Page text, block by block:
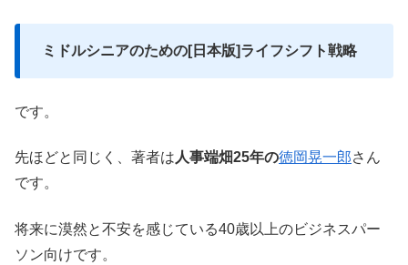
ミドルシニアのための[日本版]ライフシフト戦略
です。
先ほどと同じく、著者は 人事端畑25年の徳岡晃一郎さん
です。
将来に漠然と不安を感じている40歳以上のビジネスパー
ソン向けです。